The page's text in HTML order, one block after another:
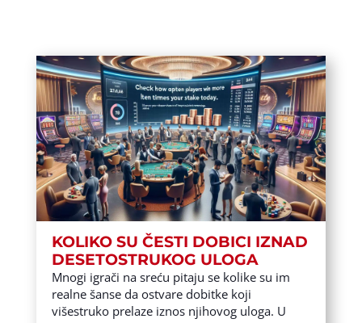
KOLIKO SU ČESTI DOBICI IZNAD
DESETOSTRUKOG ULOGA
Mnogi igrači na sreću pitaju se kolike su im
realne šanse da ostvare dobitke koji
višestruko prelaze iznos njihovog uloga. U